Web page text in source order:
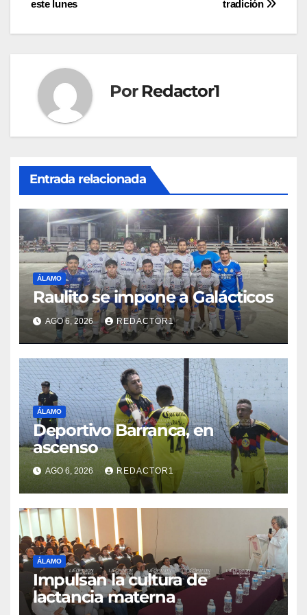
entradas
tradición
este lunes
Por Redactor1
Entrada relacionada
ÁLAMO
Raulito se impone a Galácticos
AGO 6, 2026 REDACTOR1
ÁLAMO
Deportivo Barranca, en
ascenso
AGO 6, 2026 REDACTOR1
ÁLAMO
Impulsan la cultura de
lactancia materna